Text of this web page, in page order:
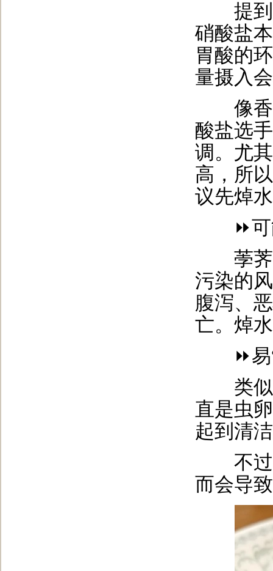
提到“
硝酸盐
胃酸的
量摄入
像香
酸盐选
调。尤
高，所
议先焯
⏩可
荸荠
污染的
腹泻、
亡。焯
⏩易“
类似
直是虫
起到清
不过
而会导